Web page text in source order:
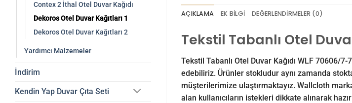
Contex 2 İthal Otel Duvar Kağıdı
Dekoros Otel Duvar Kağıtları 1
Dekoros Otel Duvar Kağıtları 2
Yardımcı Malzemeler
İndirim
Kendin Yap Duvar Çıta Seti
AÇIKLAMA EK BILGI DEĞERLENDIRMELER (0)
Tekstil Tabanlı Otel
Tekstil Tabanlı Otel Duvar Kağıdı WLF 70606/
edebiliriz. Ürünler stokludur aynı zamanda
müşterilerimize ulaştırmaktayız. Wallcloth
alan kullanıcıların istekleri dikkate alınarak